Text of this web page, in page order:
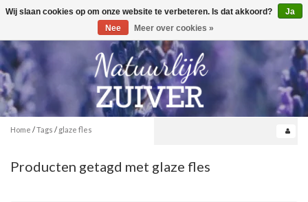
Toggle
0
Home /Tags / glaze fles
Producten getagd met glaze fles
Wij slaan cookies op om onze website te verbeteren. Is dat akkoord?
Ja
Nee
Meer over cookies »